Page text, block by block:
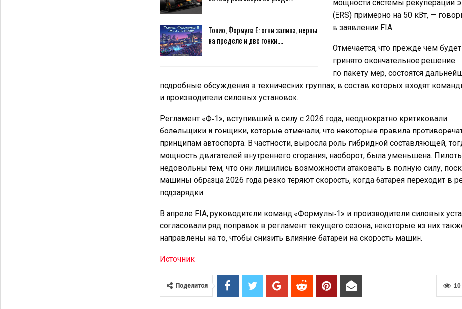
Токио, Формула E: огни залива, нервы
на пределе и две гонки,…
мощности системы рекуперации
(ERS) примерно на 50 кВт, —
в заявлении FIA.
Отмечается, что прежде чем будет
принято окончательное решение
по пакету мер, состоятся
подробные обсуждения в технических группах, в состав которых входят
и производители силовых установок.
Регламент «Ф‑1», вступивший в силу с 2026 года, неоднократно критиковали
болельщики и гонщики, которые отмечали, что некоторые правила
принципам автоспорта. В частности, выросла роль гибридной составляющей,
мощность двигателей внутреннего сгорания, наоборот, была уменьшена.
недовольны тем, что они лишились возможности атаковать в полную силу,
машины образца 2026 года резко теряют скорость, когда батарея переходит в
подзарядки.
В апреле FIA, руководители команд «Формулы‑1» и производители силовых
согласовали ряд поправок в регламент текущего сезона, некоторые из них
направлены на то, чтобы снизить влияние батареи на скорость машин.
Источник
10
Поделится